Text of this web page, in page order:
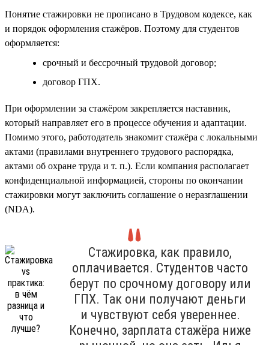
Понятие стажировки не прописано в Трудовом кодексе, как
и порядок оформления стажёров. Поэтому для студентов
оформляется:
срочный и бессрочный трудовой договор;
договор ГПХ.
При оформлении за стажёром закрепляется наставник,
который направляет его в процессе обучения и адаптации.
Помимо этого, работодатель знакомит стажёра с локальными
актами (правилами внутреннего трудового распорядка,
актами об охране труда и т. п.). Если компания располагает
конфиденциальной информацией, стороны по окончании
стажировки могут заключить соглашение о неразглашении
(NDA).
Стажировка, как правило,
оплачивается. Студентов часто
берут по срочному договору или
ГПХ. Так они получают деньги
и чувствуют себя увереннее.
Конечно, зарплата стажёра ниже